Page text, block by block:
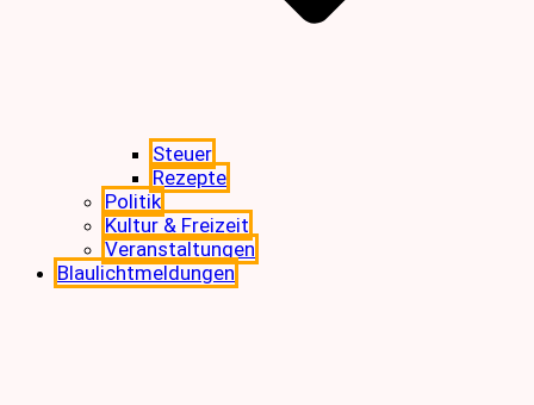
Steuer
Rezepte
Politik
Kultur & Freizeit
Veranstaltungen
Blaulichtmeldungen